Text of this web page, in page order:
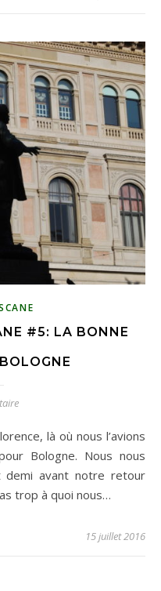
#5: LA BONNE
Bologne. Nous nous
avant notre retour
trop à quoi nous…
15 juillet 2016